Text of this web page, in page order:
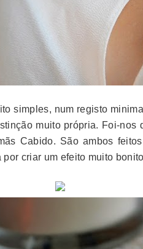
simples, num registo
muito própria. Foi-nos
Cabido. São ambos
criar um efeito muito